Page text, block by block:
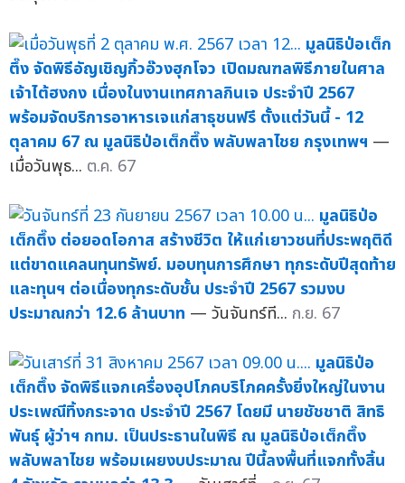
มูลนิธิป่อเต็ก
ตึ๊ง จัดพิธีอัญเชิญกิ้วอ๊วงฮุกโจว เปิดมณฑลพิธีภายในศาล
เจ้าไต้ฮงกง เนื่องในงานเทศกาลกินเจ ประจำปี 2567
พร้อมจัดบริการอาหารเจแก่สาธุชนฟรี ตั้งแต่วันนี้ - 12
ตุลาคม 67 ณ มูลนิธิป่อเต็กตึ๊ง พลับพลาไชย กรุงเทพฯ —
เมื่อวันพุธ... ต.ค. 67
มูลนิธิป่อ
เต็กตึ๊ง ต่อยอดโอกาส สร้างชีวิต ให้แก่เยาวชนที่ประพฤติดี
แต่ขาดแคลนทุนทรัพย์. มอบทุนการศึกษา ทุกระดับปีสุดท้าย
และทุนฯ ต่อเนื่องทุกระดับชั้น ประจำปี 2567 รวมงบ
ประมาณกว่า 12.6 ล้านบาท — วันจันทร์ที... ก.ย. 67
มูลนิธิป่อ
เต็กตึ๊ง จัดพิธีแจกเครื่องอุปโภคบริโภคครั้งยิ่งใหญ่ในงาน
ประเพณีทิ้งกระจาด ประจำปี 2567 โดยมี นายชัชชาติ สิทธิ
พันธุ์ ผู้ว่าฯ กทม. เป็นประธานในพิธี ณ มูลนิธิป่อเต็กตึ๊ง
พลับพลาไชย พร้อมเผยงบประมาณ ปีนี้ลงพื้นที่แจกทั้งสิ้น